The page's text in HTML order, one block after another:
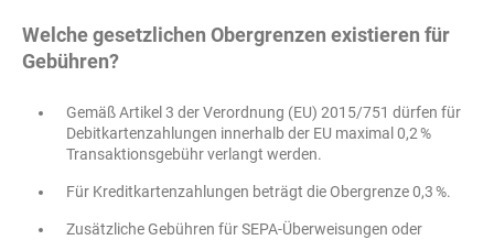
Welche gesetzlichen Obergrenzen existieren für
Gebühren?
Gemäß Artikel 3 der Verordnung (EU) 2015/751 dürfen für
Debitkartenzahlungen innerhalb der EU maximal 0,2 %
Transaktionsgebühr verlangt werden.
Für Kreditkartenzahlungen beträgt die Obergrenze 0,3 %.
Zusätzliche Gebühren für SEPA-Überweisungen oder